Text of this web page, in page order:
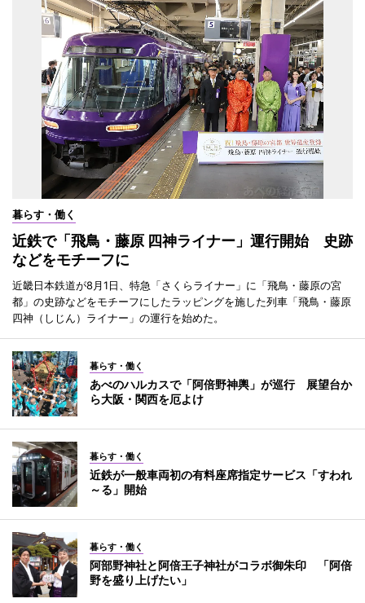
暮らす・働く
近鉄で「飛鳥・藤原 四神ライナー」運行開始 史跡
などをモチーフに
近畿日本鉄道が8月1日、特急「さくらライナー」に「飛鳥・藤原の宮
都」の史跡などをモチーフにしたラッピングを施した列車「飛鳥・藤原
四神（しじん）ライナー」の運行を始めた。
暮らす・働く
あべのハルカスで「阿倍野神輿」が巡行 展望台か
ら大阪・関西を厄よけ
暮らす・働く
近鉄が一般車両初の有料座席指定サービス「すわれ
～る」開始
暮らす・働く
阿部野神社と阿倍王子神社がコラボ御朱印 「阿倍
野を盛り上げたい」